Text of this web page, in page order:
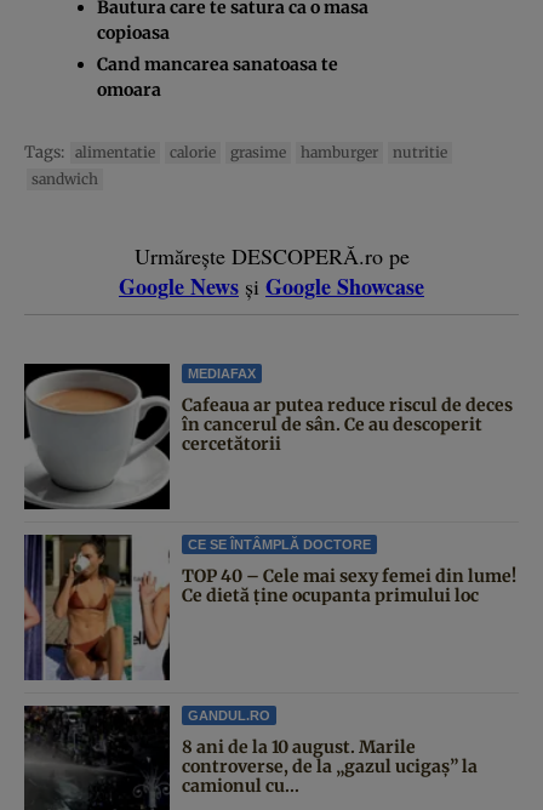
Bautura care te satura ca o masa
copioasa
Cand mancarea sanatoasa te
omoara
Tags: alimentatie calorie grasime hamburger
nutritie
sandwich
Urmărește DESCOPERĂ.ro pe
Google News și Google Showcase
MEDIAFAX
Cafeaua ar putea reduce riscul de deces
în cancerul de sân. Ce au descoperit
cercetătorii
CE SE ÎNTÂMPLĂ DOCTORE
TOP 40 – Cele mai sexy femei din lume!
Ce dietă ține ocupanta primului loc
GANDUL.RO
8 ani de la 10 august. Marile
controverse, de la „gazul ucigaș” la
camionul cu...